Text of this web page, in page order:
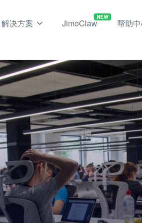
解决方案 JimoClaw
NEW
帮助